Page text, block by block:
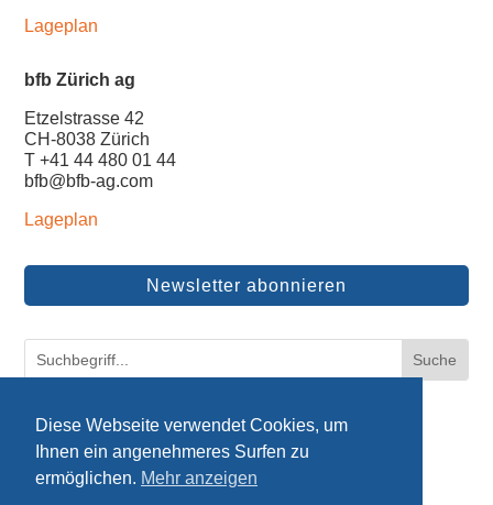
Lageplan
bfb Zürich ag
Etzelstrasse 42
CH-8038 Zürich
T +41 44 480 01 44
bfb@bfb-ag.com
Lageplan
Newsletter abonnieren
© bfb ag|Impressum|Datenschutz
Diese Webseite verwendet Cookies, um
Ihnen ein angenehmeres Surfen zu
ermöglichen. Mehr anzeigen